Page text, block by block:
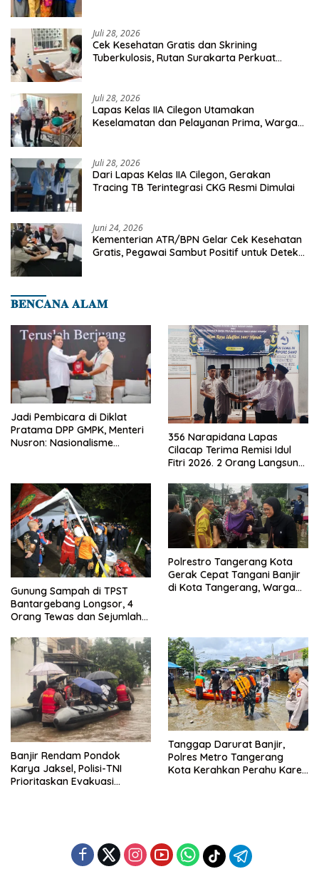
Juli 28, 2026
Cek Kesehatan Gratis dan Skrining
Tuberkulosis, Rutan Surakarta Perkuat
Juli 28, 2026
Lapas Kelas IIA Cilegon Utamakan
Keselamatan dan Pelayanan Prima, Warga
Juli 28, 2026
Dari Lapas Kelas IIA Cilegon, Gerakan
Tracing TB Terintegrasi CKG Resmi Dimulai
Juni 24, 2026
Kementerian ATR/BPN Gelar Cek Kesehatan
Gratis, Pegawai Sambut Positif untuk Deteksi
𝐁𝐄𝐍𝐂𝐀𝐍𝐀 𝐀𝐋𝐀𝐌
Jadi Pembicara di Diklat
Pratama DPP GMPK, Menteri
Nusron: Nasionalisme
356 Narapidana Lapas
Cilacap Terima Remisi Idul
Fitri 2026. 2 Orang Langsung
Gunung Sampah di TPST
Bantargebang Longsor, 4
Orang Tewas dan Sejumlah
Polrestro Tangerang Kota
Gerak Cepat Tangani Banjir
di Kota Tangerang, Warga
Banjir Rendam Pondok
Karya Jaksel, Polisi-TNI
Prioritaskan Evakuasi
Tanggap Darurat Banjir,
Polres Metro Tangerang
Kota Kerahkan Perahu Karet